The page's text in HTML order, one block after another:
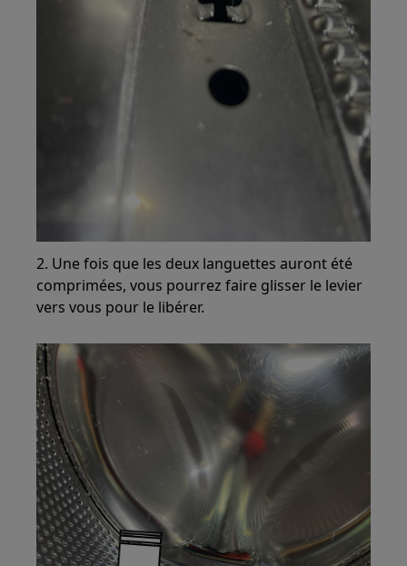
2. Une fois que les deux languettes auront été
comprimées, vous pourrez faire glisser le levier
vers vous pour le libérer.